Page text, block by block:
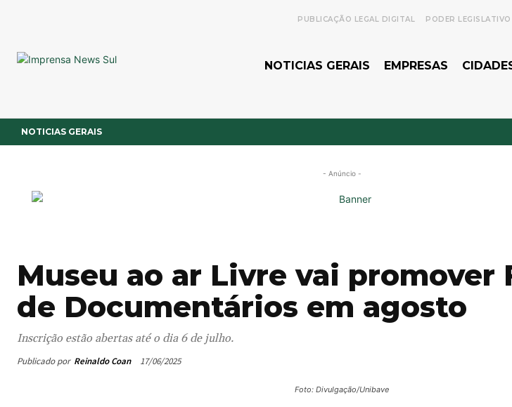
PUBLICAÇÃO LEGAL DIGITAL PODER
NOTICIAS GERAIS EMPRESAS
NOTICIAS GERAIS
- Anúncio -
Museu ao ar Livre vai promover
de Documentários em agosto
Inscrição estão abertas até o dia 6 de julho.
Publicado por Reinaldo Coan 17/06/2025
Foto: Divulgação/Unibave